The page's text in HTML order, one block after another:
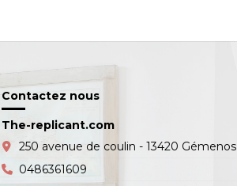
Contactez nous
The-replicant.com
250 avenue de coulin - 13420 Gémenos
0486361609